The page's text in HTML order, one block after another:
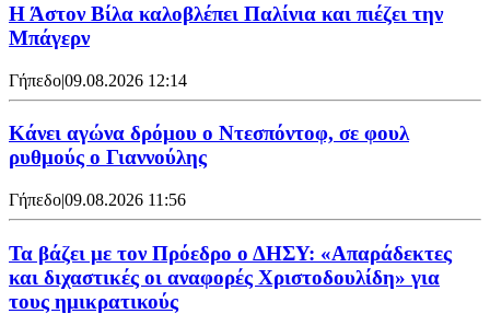
Η Άστον Βίλα καλοβλέπει Παλίνια και πιέζει την
Μπάγερν
Γήπεδο|09.08.2026 12:14
Kάνει αγώνα δρόμου ο Ντεσπόντοφ, σε φουλ
ρυθμούς ο Γιαννούλης
Γήπεδο|09.08.2026 11:56
Τα βάζει με τον Πρόεδρο ο ΔΗΣΥ: «Απαράδεκτες
και διχαστικές οι αναφορές Χριστοδουλίδη» για
τους ημικρατικούς